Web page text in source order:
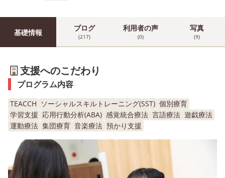
基礎情報 ブログ
(217)
利用者の声
(0)
写真
(9)
支援へのこだわり
プログラム内容
TEACCH ソーシャルスキルトレーニング(SST) 個別療育
学習支援 応用行動分析(ABA) 感覚統合療法 言語療法 遊戯療法
運動療法 集団療育 音楽療法 預かり支援